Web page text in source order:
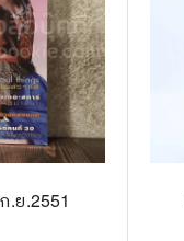
ย.2551